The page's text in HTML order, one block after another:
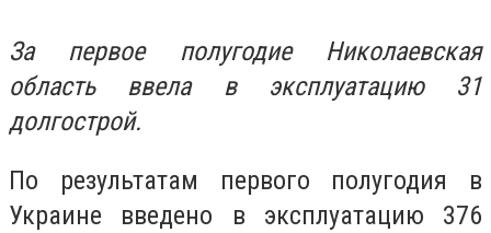
За первое полугодие Николаевская
область ввела в эксплуатацию 31
долгострой.
По результатам первого полугодия в
Украине введено в эксплуатацию 376